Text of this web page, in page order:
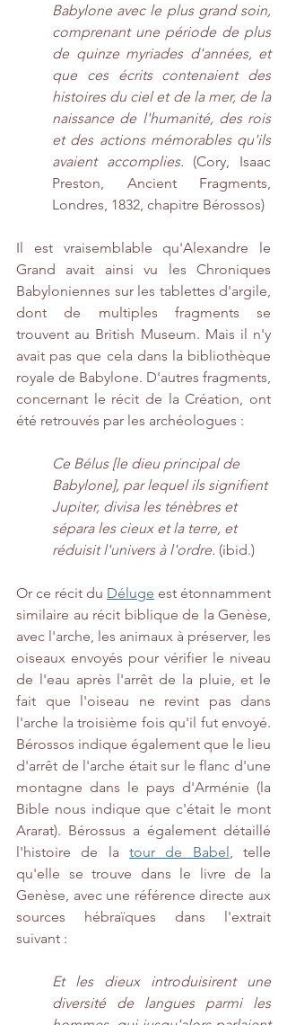
Babylone avec le plus grand soin,
comprenant une période de plus
de quinze myriades d'années, et
que ces écrits contenaient des
histoires du ciel et de la mer, de la
naissance de l'humanité, des rois
et des actions mémorables qu'ils
avaient accomplies. (Cory, Isaac
Preston, Ancient Fragments,
Londres, 1832, chapitre Bérossos)
Il est vraisemblable qu'Alexandre le
Grand avait ainsi vu les Chroniques
Babyloniennes sur les tablettes d'argile,
dont de multiples fragments se
trouvent au British Museum. Mais il n'y
avait pas que cela dans la bibliothèque
royale de Babylone. D'autres fragments,
concernant le récit de la Création, ont
été retrouvés par les archéologues :
Ce Bélus [le dieu principal de
Babylone], par lequel ils signifient
Jupiter, divisa les ténèbres et
sépara les cieux et la terre, et
réduisit l'univers à l'ordre. (ibid.)
Or ce récit du Déluge est étonnamment
similaire au récit biblique de la Genèse,
avec l'arche, les animaux à préserver, les
oiseaux envoyés pour vérifier le niveau
de l'eau après l'arrêt de la pluie, et le
fait que l'oiseau ne revint pas dans
l'arche la troisième fois qu'il fut envoyé.
Bérossos indique également que le lieu
d'arrêt de l'arche était sur le flanc d'une
montagne dans le pays d'Arménie (la
Bible nous indique que c'était le mont
Ararat). Bérossus a également détaillé
l'histoire de la tour de Babel, telle
qu'elle se trouve dans le livre de la
Genèse, avec une référence directe aux
sources hébraïques dans l'extrait
suivant :
Et les dieux introduisirent une
diversité de langues parmi les